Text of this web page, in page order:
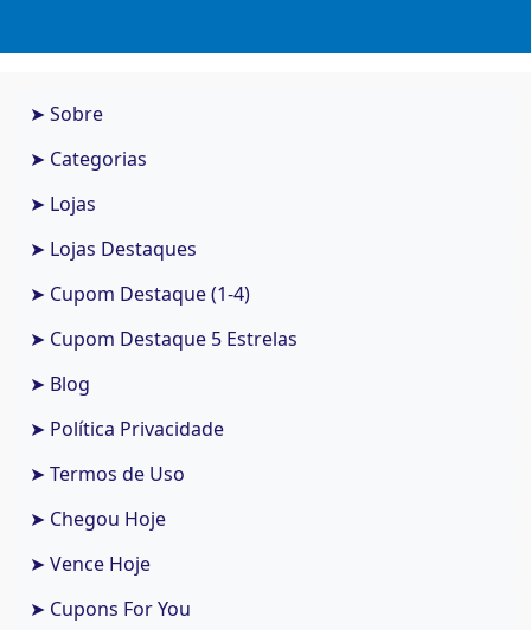
➤ Sobre
➤ Categorias
➤ Lojas
➤ Lojas Destaques
➤ Cupom Destaque (1-4)
➤ Cupom Destaque 5 Estrelas
➤ Blog
➤ Política Privacidade
➤ Termos de Uso
➤ Chegou Hoje
➤ Vence Hoje
➤ Cupons For You